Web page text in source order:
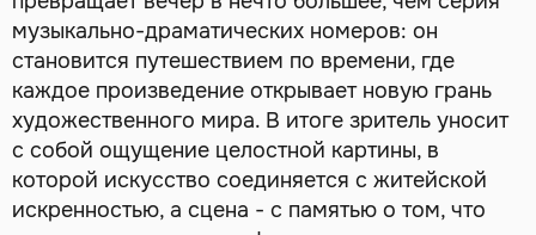
музыкально-драматических номеров: он
становится путешествием по времени, где
каждое произведение открывает новую грань
художественного мира. В итоге зритель уносит
с собой ощущение целостной картины, в
которой искусство соединяется с житейской
искренностью, а сцена - с памятью о том, что